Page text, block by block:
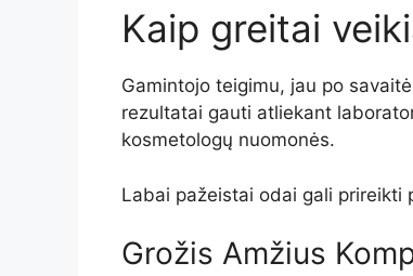
Kaip greitai
Gamintojo teigimu, jau po
rezultatai gauti atliekant
kosmetologų nuomonės.
Labai pažeistai odai gali
Grožis Amžius